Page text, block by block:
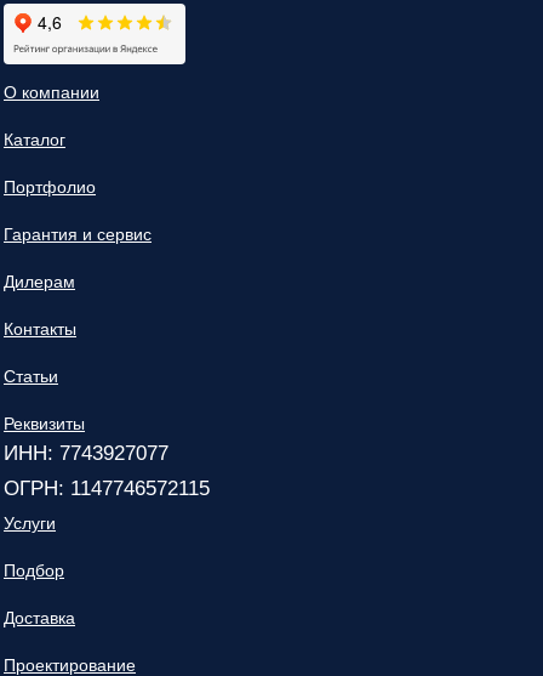
О компании
Каталог
Портфолио
Гарантия и сервис
Дилерам
Контакты
Статьи
Реквизиты
ИНН: 7743927077
ОГРН: 1147746572115
Услуги
Подбор
Доставка
Проектирование